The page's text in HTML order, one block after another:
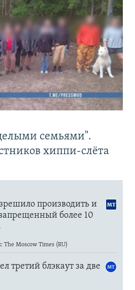
семьями".
хиппи-слёта